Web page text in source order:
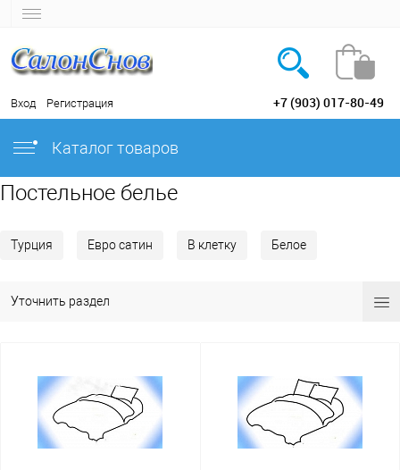
Вход Регистрация +7 (903) 017-80-49
Каталог товаров
Постельное белье
Турция Евро сатин В клетку Белое
Уточнить раздел